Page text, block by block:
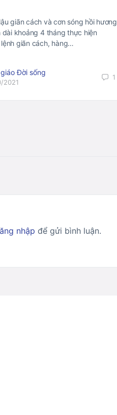
giãn cách và cơn sóng hồi hương
dài khoảng 4 tháng thực hiện
giãn cách, hàng…
Đời sống
2021
1
nhập để gửi bình luận.